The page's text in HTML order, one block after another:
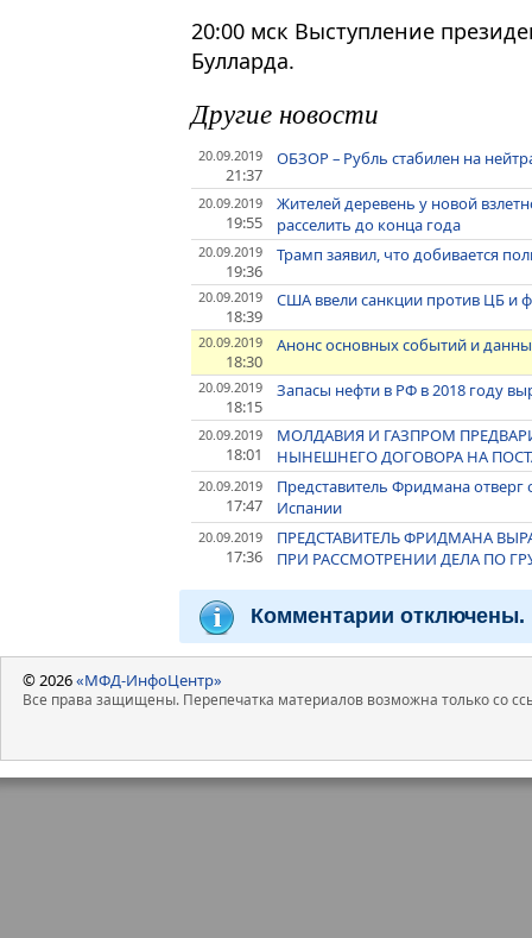
20:00 мск Выступление
Булларда.
Другие новости
20.09.2019
21:37
ОБЗОР – Рубль стабилен на
20.09.2019
19:55
Жителей деревень у новой
расселить до конца года
20.09.2019
19:36
Трамп заявил, что добивается
20.09.2019
18:39
США ввели санкции против ЦБ и
20.09.2019
18:30
Анонс основных событий и
20.09.2019
18:15
Запасы нефти в РФ в 2018 году
20.09.2019
18:01
МОЛДАВИЯ И ГАЗПРОМ
НЫНЕШНЕГО ДОГОВОРА НА
20.09.2019
17:47
Представитель Фридмана отверг
Испании
20.09.2019
17:36
ПРЕДСТАВИТЕЛЬ ФРИДМАНА
ПРИ РАССМОТРЕНИИ ДЕЛА ПО
Комментарии отключены.
© 2026«МФД-ИнфоЦентр»
Все права защищены. Перепечатка материалов возможна только со